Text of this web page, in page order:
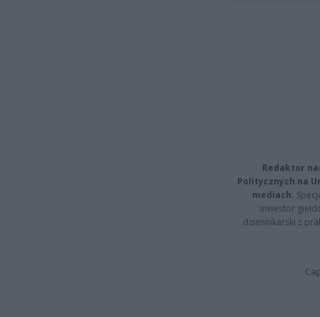
Redaktor
Politycznych na
mediach.
inwestor
dziennikarski z